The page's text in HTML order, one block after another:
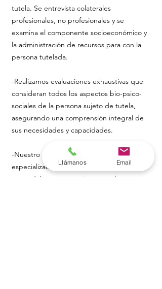
tutela. Se entrevista colaterales
profesionales, no profesionales y se
examina el componente socioeconómico y
la administración de recursos para con la
persona tutelada.
-Realizamos evaluaciones exhaustivas que
consideran todos los aspectos bio-psico-
sociales de la persona sujeto de tutela,
asegurando una comprensión integral de
sus necesidades y capacidades.
-Nuestro enfoque incluye servicios
especializados tanto para menores como
para adultos que requieren tutela,
Llámanos Email